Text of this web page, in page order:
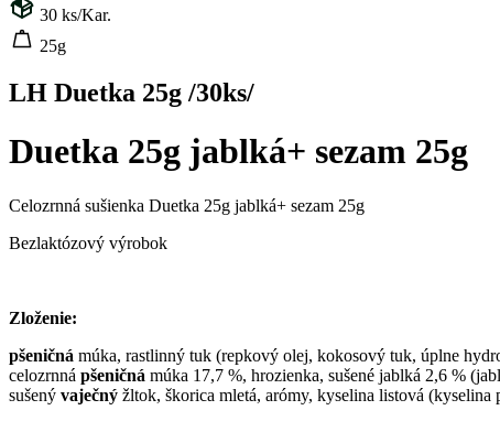
30 ks/Kar.
25g
LH Duetka 25g /30ks/
Duetka 25g jablká+ sezam 25g
Celozrnná sušienka Duetka 25g jablká+ sezam 25g
Bezlaktózový výrobok
Zloženie:
pšeničná múka, rastlinný tuk (repkový olej, kokosový tuk, úplne
celozrnná pšeničná múka 17,7 %, hrozienka, sušené jablká 2,6 %
sušený vaječný žltok, škorica mletá, arómy, kyselina listová